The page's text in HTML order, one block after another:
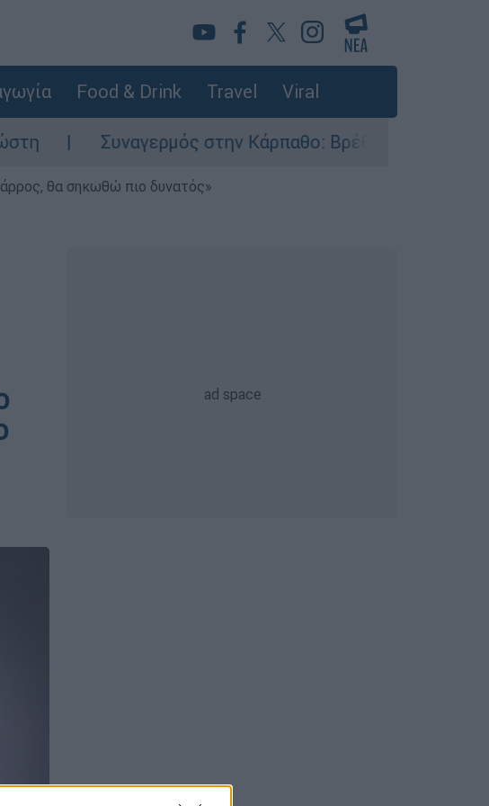
Food & Drink Travel Viral
Συναγερμός στην Κάρπαθο: Βρέθηκαν παλιά
θα σηκωθώ πιο δυνατός»